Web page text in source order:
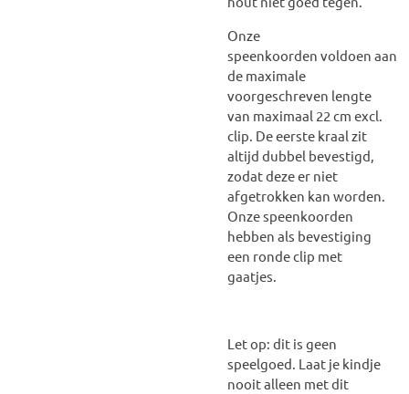
Onze
speenkoorden voldoen aan
de maximale
voorgeschreven lengte
van maximaal 22 cm excl.
clip. De eerste kraal zit
altijd dubbel bevestigd,
zodat deze er niet
afgetrokken kan worden.
Onze speenkoorden
hebben als bevestiging
een ronde clip met
gaatjes.
Let op: dit is geen
speelgoed. Laat je kindje
nooit alleen met dit